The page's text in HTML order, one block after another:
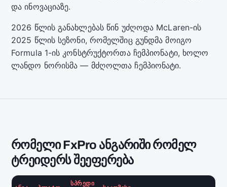
და ინოვაციაზე.
2026 წლის განახლებას წინ უძღოდა McLaren-ის
2025 წლის სეზონი, რომელშიც გუნდმა მოიგო
Formula 1-ის კონსტრუქტორთა ჩემპიონატი, ხოლო
ლანდო ნორისმა — მძღოლთა ჩემპიონატი.
რომელი FxPro ანგარიში რომელ
ტრეიდერს შეეფერება
ᲡᲞᲠᲔᲓᲘ